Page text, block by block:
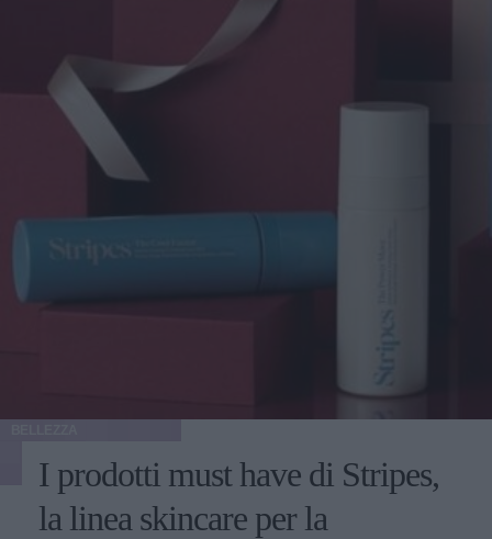
I prodotti must have di Stripes,
la linea skincare per la